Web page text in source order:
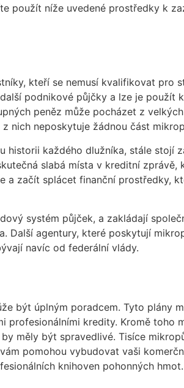
použít níže uvedené prostředky k
kteří se nemusí kvalifikovat pro
podnikové půjčky a lze je použít
peněz může pocházet z
nich neposkytuje žádnou část
historii každého dlužníka, stále stojí
slabá místa v kreditní
začít splácet finanční prostředky,
systém půjček, a zakládají
agentury, které poskytují
navíc od federální vlády.
být úplným poradcem. Tyto plány
profesionálními kredity. Kromě toho
měly být spravedlivé. Tisíce
pomohou vybudovat vaši
knihoven pohonných